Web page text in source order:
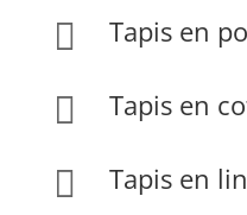
 Tapis en
 Tapis en
 Tapis en lin